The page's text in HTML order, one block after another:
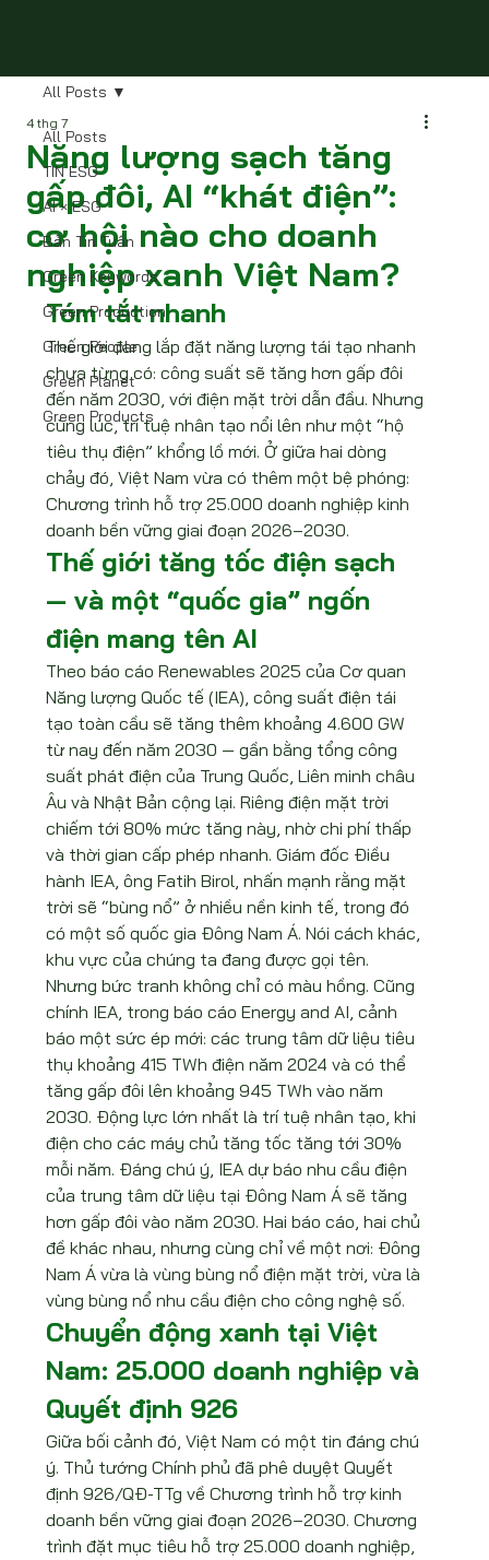
All Posts
TIN ESG
AI × ESG
Bản Tin Tuần
Green Keywords
Green Production
Green People
Green Planet
Green Products
All Posts
Năng lượng sạch tăng
gấp đôi, AI “khát điện”:
cơ hội nào cho doanh
nghiệp xanh Việt Nam?
4 thg 7
Tóm tắt nhanh
Thế giới đang lắp đặt năng lượng tái tạo nhanh
chưa từng có: công suất sẽ tăng hơn gấp đôi
đến năm 2030, với điện mặt trời dẫn đầu. Nhưng
cùng lúc, trí tuệ nhân tạo nổi lên như một “hộ
tiêu thụ điện” khổng lồ mới. Ở giữa hai dòng
chảy đó, Việt Nam vừa có thêm một bệ phóng:
Chương trình hỗ trợ 25.000 doanh nghiệp kinh
doanh bền vững giai đoạn 2026–2030.
Thế giới tăng tốc điện sạch
— và một “quốc gia” ngốn
điện mang tên AI
Theo báo cáo Renewables 2025 của Cơ quan
Năng lượng Quốc tế (IEA), công suất điện tái
tạo toàn cầu sẽ tăng thêm khoảng 4.600 GW
từ nay đến năm 2030 — gần bằng tổng công
suất phát điện của Trung Quốc, Liên minh châu
Âu và Nhật Bản cộng lại. Riêng điện mặt trời
chiếm tới 80% mức tăng này, nhờ chi phí thấp
và thời gian cấp phép nhanh. Giám đốc Điều
hành IEA, ông Fatih Birol, nhấn mạnh rằng mặt
trời sẽ “bùng nổ” ở nhiều nền kinh tế, trong đó
có một số quốc gia Đông Nam Á. Nói cách khác,
khu vực của chúng ta đang được gọi tên.
Nhưng bức tranh không chỉ có màu hồng. Cũng
chính IEA, trong báo cáo Energy and AI, cảnh
báo một sức ép mới: các trung tâm dữ liệu tiêu
thụ khoảng 415 TWh điện năm 2024 và có thể
tăng gấp đôi lên khoảng 945 TWh vào năm
2030. Động lực lớn nhất là trí tuệ nhân tạo, khi
điện cho các máy chủ tăng tốc tăng tới 30%
mỗi năm. Đáng chú ý, IEA dự báo nhu cầu điện
của trung tâm dữ liệu tại Đông Nam Á sẽ tăng
hơn gấp đôi vào năm 2030. Hai báo cáo, hai chủ
đề khác nhau, nhưng cùng chỉ về một nơi: Đông
Nam Á vừa là vùng bùng nổ điện mặt trời, vừa là
vùng bùng nổ nhu cầu điện cho công nghệ số.
Chuyển động xanh tại Việt
Nam: 25.000 doanh nghiệp và
Quyết định 926
Giữa bối cảnh đó, Việt Nam có một tin đáng chú
ý. Thủ tướng Chính phủ đã phê duyệt Quyết
định 926/QĐ-TTg về Chương trình hỗ trợ kinh
doanh bền vững giai đoạn 2026–2030. Chương
trình đặt mục tiêu hỗ trợ 25.000 doanh nghiệp,